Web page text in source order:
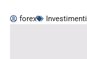
forex Investimenti